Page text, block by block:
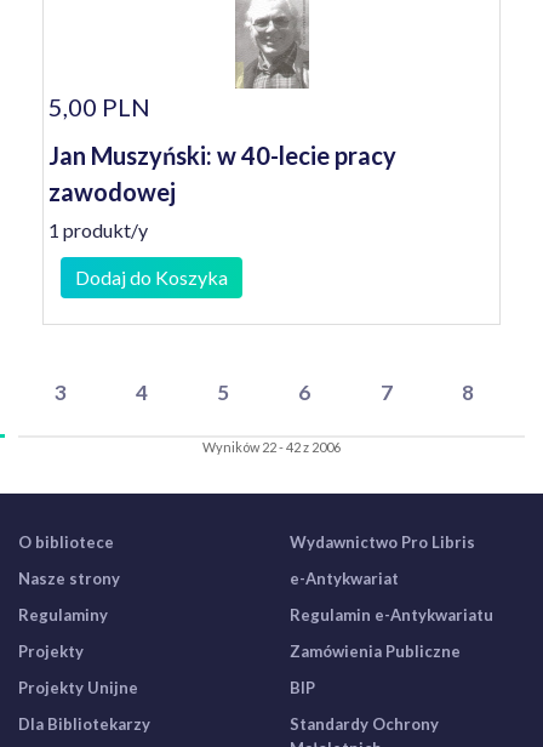
5,00 PLN
Jan Muszyński: w 40-lecie pracy
zawodowej
1 produkt/y
Dodaj do Koszyka
3 4 5 6 7 8
Wyników 22 - 42 z 2006
O bibliotece
Nasze strony
Regulaminy
Projekty
Projekty Unijne
Dla Bibliotekarzy
Wydawnictwo Pro Libris
e-Antykwariat
Regulamin e-Antykwariatu
Zamówienia Publiczne
BIP
Standardy Ochrony